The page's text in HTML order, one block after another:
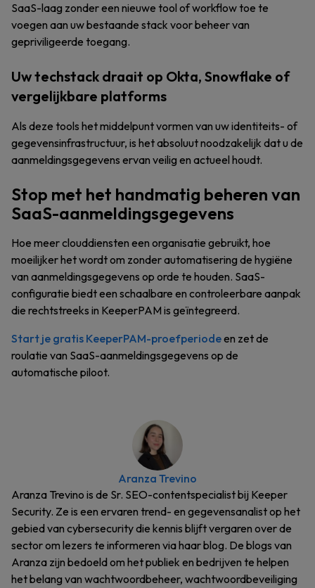
SaaS-laag zonder een nieuwe tool of workflow toe te
voegen aan uw bestaande stack voor beheer van
gepriviligeerde toegang.
Uw techstack draait op Okta, Snowflake of
vergelijkbare platforms
Als deze tools het middelpunt vormen van uw identiteits- of
gegevensinfrastructuur, is het absoluut noodzakelijk dat u de
aanmeldingsgegevens ervan veilig en actueel houdt.
Stop met het handmatig beheren van
SaaS-aanmeldingsgegevens
Hoe meer clouddiensten een organisatie gebruikt, hoe
moeilijker het wordt om zonder automatisering de hygiëne
van aanmeldingsgegevens op orde te houden. SaaS-
configuratie biedt een schaalbare en controleerbare aanpak
die rechtstreeks in KeeperPAM is geïntegreerd.
Start je gratis KeeperPAM-proefperiodeen zet de
roulatie van SaaS-aanmeldingsgegevens op de
automatische piloot.
Aranza Trevino
Aranza Trevino is de Sr. SEO-contentspecialist bij Keeper
Security. Ze is een ervaren trend- en gegevensanalist op het
gebied van cybersecurity die kennis blijft vergaren over de
sector om lezers te informeren via haar blog. De blogs van
Aranza zijn bedoeld om het publiek en bedrijven te helpen
het belang van wachtwoordbeheer, wachtwoordbeveiliging